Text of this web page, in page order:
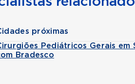
próximas
Pediátricos Gerais em
Bradesco